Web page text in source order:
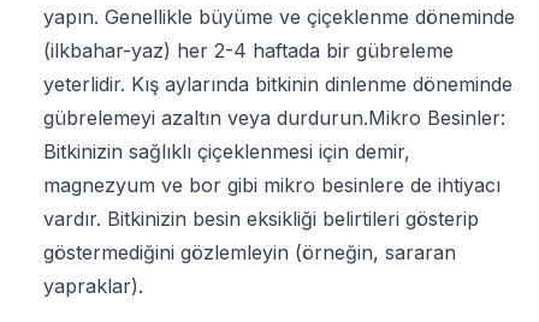
yapın. Genellikle büyüme ve çiçeklenme döneminde
(ilkbahar-yaz) her 2-4 haftada bir gübreleme
yeterlidir. Kış aylarında bitkinin dinlenme döneminde
gübrelemeyi azaltın veya durdurun.Mikro Besinler:
Bitkinizin sağlıklı çiçeklenmesi için demir,
magnezyum ve bor gibi mikro besinlere de ihtiyacı
vardır. Bitkinizin besin eksikliği belirtileri gösterip
göstermediğini gözlemleyin (örneğin, sararan
yapraklar).